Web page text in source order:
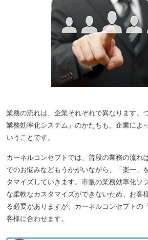
業務の流れは、企業それぞれで異なります。
業務効率化システム」のかたちも、企業によ
いうことです。
カーネルコンセプトでは、普段の業務の流れ
でのお悩みなどもうかがいながら、「楽一」
タマイズしていきます。市販の業務効率化ソ
な柔軟なカスタマイズができないため、お客
る必要がありますが、カーネルコンセプトの
客様に合わせます。